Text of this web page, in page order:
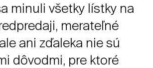
minuli všetky lístky na
merateľné
ani zďaleka nie sú
dôvodmi, pre ktoré